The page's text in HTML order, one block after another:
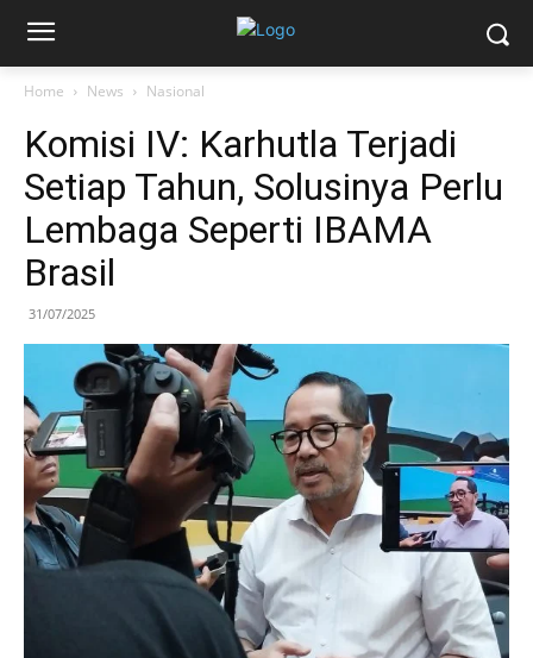
Home News Nasional
Komisi IV: Karhutla Terjadi
Setiap Tahun, Solusinya Perlu
Lembaga Seperti IBAMA
Brasil
31/07/2025